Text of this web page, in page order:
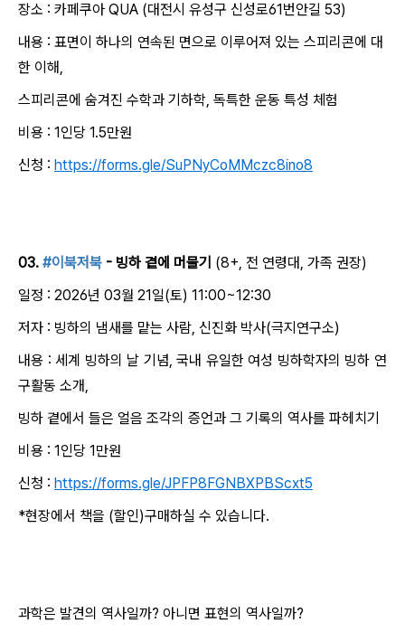
장소 : 카페쿠아 QUA (대전시 유성구 신성로61번안길 53)
내용 : 표면이 하나의 연속된 면으로 이루어져 있는 스피리콘에 대
한 이해,
스피리콘에 숨겨진 수학과 기하학, 독특한 운동 특성 체험
비용 : 1인당 1.5만원
신청 : https://forms.gle/SuPNyCoMMczc8ino8
03. #이북저북 - 빙하 곁에 머물기 (8+, 전 연령대, 가족 권장)
일정 : 2026년 03월 21일(토) 11:00~12:30
저자 : 빙하의 냄새를 맡는 사람, 신진화 박사(극지연구소)
내용 : 세계 빙하의 날 기념, 국내 유일한 여성 빙하학자의 빙하 연
구활동 소개,
빙하 곁에서 들은 얼음 조각의 증언과 그 기록의 역사를 파헤치기
비용 : 1인당 1만원
신청 : https://forms.gle/JPFP8FGNBXPBScxt5
*현장에서 책을 (할인)구매하실 수 있습니다.
과학은 발견의 역사일까? 아니면 표현의 역사일까?